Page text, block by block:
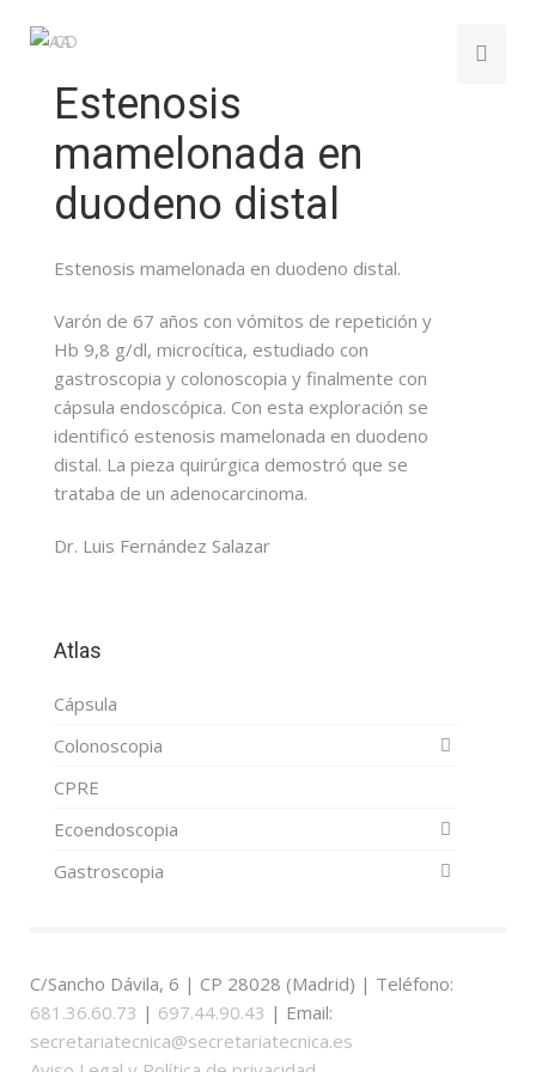
Estenosis
mamelonada en
duodeno distal
Estenosis mamelonada en duodeno distal.
Varón de 67 años con vómitos de repetición y
Hb 9,8 g/dl, microcítica, estudiado con
gastroscopia y colonoscopia y finalmente con
cápsula endoscópica. Con esta exploración se
identificó estenosis mamelonada en duodeno
distal. La pieza quirúrgica demostró que se
trataba de un adenocarcinoma.
Dr. Luis Fernández Salazar
Atlas
Cápsula
Colonoscopia
CPRE
Ecoendoscopia
Gastroscopia
C/Sancho Dávila, 6 | CP 28028 (Madrid) | Teléfono:
681.36.60.73 | 697.44.90.43 | Email:
secretariatecnica@secretariatecnica.es